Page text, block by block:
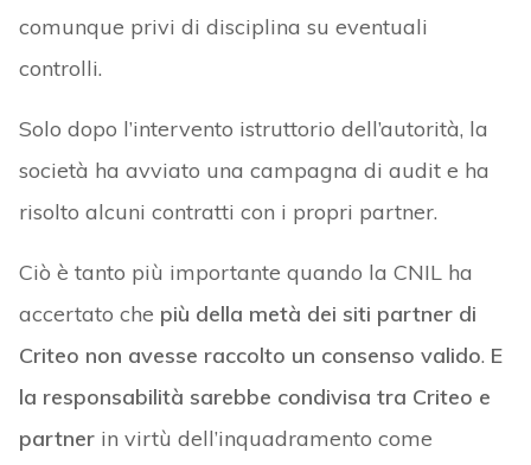
comunque privi di disciplina su eventuali
controlli.
Solo dopo l’intervento istruttorio dell’autorità, la
società ha avviato una campagna di audit e ha
risolto alcuni contratti con i propri partner.
Ciò è tanto più importante quando la CNIL ha
accertato che più della metà dei siti partner di
Criteo non avesse raccolto un consenso valido. E
la responsabilità sarebbe condivisa tra Criteo e
partner in virtù dell’inquadramento come